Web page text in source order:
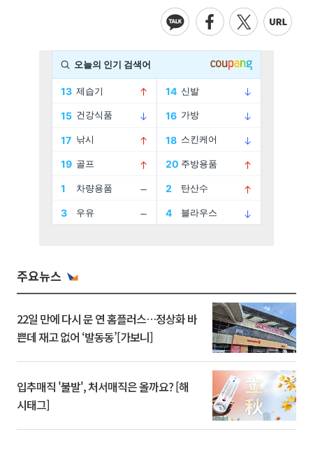
주요뉴스
22일 만에 다시 문 연 홈플러스…정상화 바
쁜데 재고 없어 ‘발동동’[가보니]
입추매직 '불발', 처서매직은 올까요? [해
시태그]